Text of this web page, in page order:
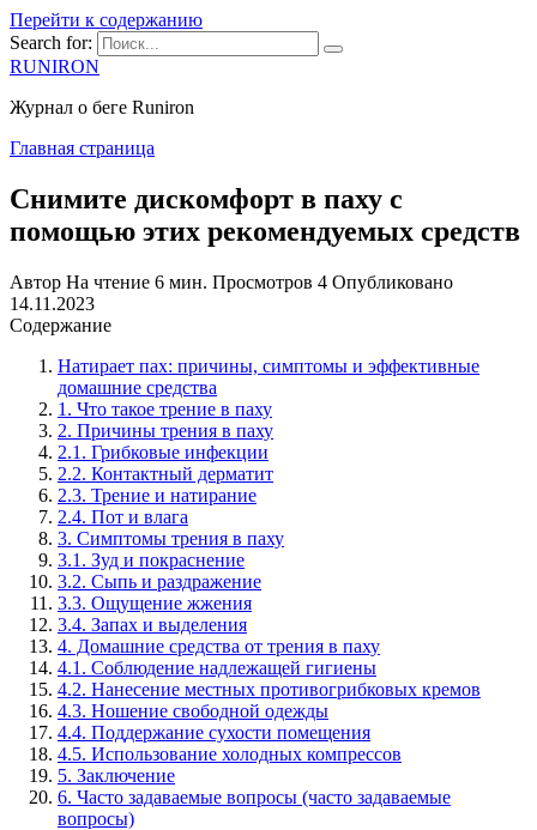
Перейти к содержанию
Search for:
RUNIRON
Журнал о беге Runiron
Главная страница
Снимите дискомфорт в паху с
помощью этих рекомендуемых средств
Автор На чтение 6 мин. Просмотров 4 Опубликовано
14.11.2023
Содержание
Натирает пах: причины, симптомы и эффективные
домашние средства
1. Что такое трение в паху
2. Причины трения в паху
2.1. Грибковые инфекции
2.2. Контактный дерматит
2.3. Трение и натирание
2.4. Пот и влага
3. Симптомы трения в паху
3.1. Зуд и покраснение
3.2. Сыпь и раздражение
3.3. Ощущение жжения
3.4. Запах и выделения
4. Домашние средства от трения в паху
4.1. Соблюдение надлежащей гигиены
4.2. Нанесение местных противогрибковых кремов
4.3. Ношение свободной одежды
4.4. Поддержание сухости помещения
4.5. Использование холодных компрессов
5. Заключение
6. Часто задаваемые вопросы (часто задаваемые
вопросы)